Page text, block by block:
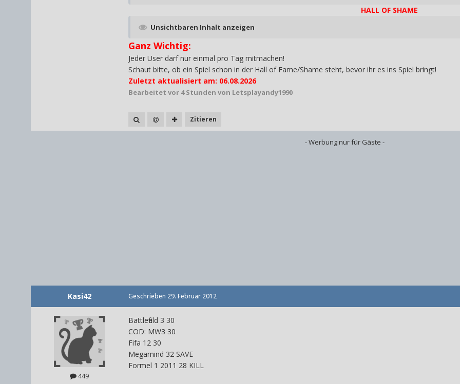
HALL OF SHAME
Unsichtbaren Inhalt anzeigen
Ganz Wichtig:
Jeder User darf nur einmal pro Tag mitmachen!
Schaut bitte, ob ein Spiel schon in der Hall of Fame/Shame steht, bevor ihr es ins Spiel bringt!
Zuletzt aktualisiert am: 06.08.2026
Bearbeitet vor 4 Stunden von Letsplayandy1990
Zitieren
- Werbung nur für Gäste -
Kasi42
449
Geschrieben 29. Februar 2012
Battlefield 3 30
COD: MW3 30
Fifa 12 30
Megamind 32 SAVE
Formel 1 2011 28 KILL